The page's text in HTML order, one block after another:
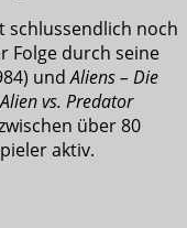
schlussendlich noch
Folge durch seine
undAliens – Die
Alienvs. Predator
über 80
aktiv.